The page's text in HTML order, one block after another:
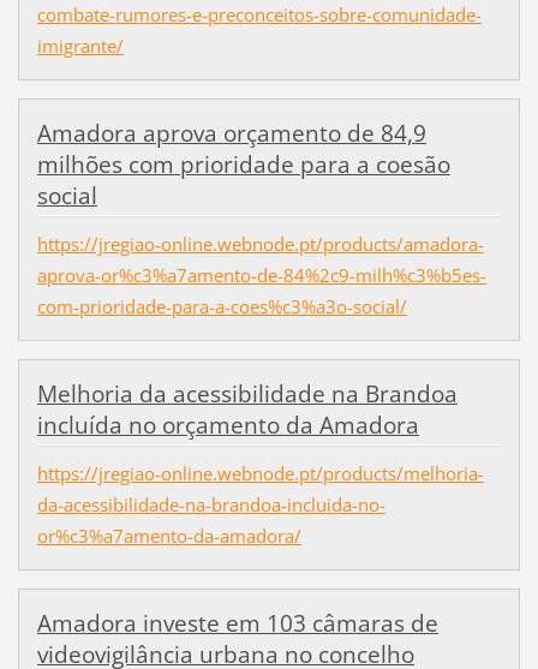
combate-rumores-e-preconceitos-sobre-comunidade-
imigrante/
Amadora aprova orçamento de 84,9
milhões com prioridade para a coesão
social
https://jregiao-online.webnode.pt/products/amadora-
aprova-or%c3%a7amento-de-84%2c9-milh%c3%b5es-
com-prioridade-para-a-coes%c3%a3o-social/
Melhoria da acessibilidade na Brandoa
incluída no orçamento da Amadora
https://jregiao-online.webnode.pt/products/melhoria-
da-acessibilidade-na-brandoa-incluida-no-
or%c3%a7amento-da-amadora/
Amadora investe em 103 câmaras de
videovigilância urbana no concelho